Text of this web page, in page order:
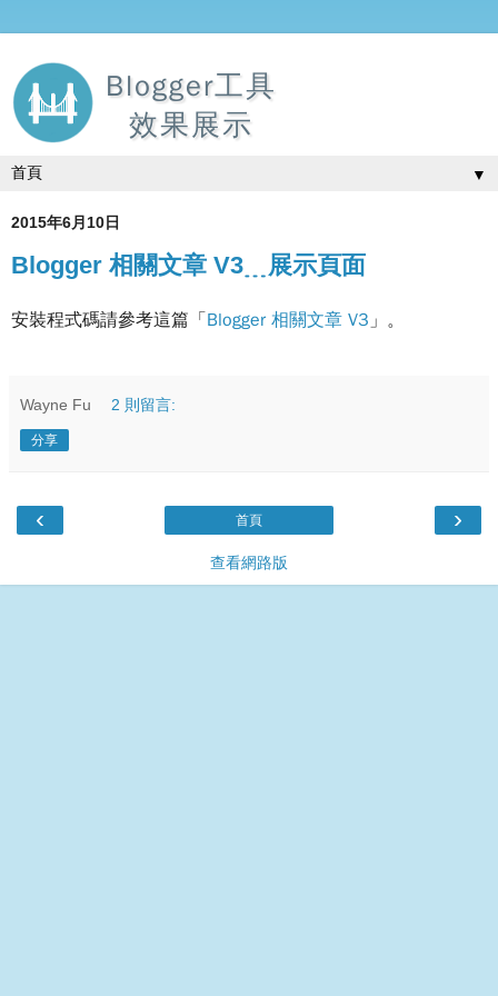
Blogger工具
效果展示
▼
2015年6月10日
Blogger 相關文章 V3﹍展示頁面
安裝程式碼請參考這篇「Blogger 相關文章 V3 」。
Wayne Fu 2 則留言:
分享
‹ ›
首頁
查看網路版